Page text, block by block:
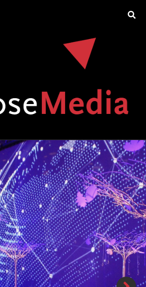
HOME |
HAMBURG
seit 1996